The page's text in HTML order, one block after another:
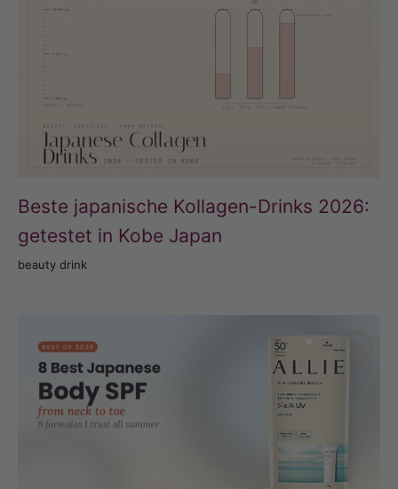
Beste japanische Kollagen-Drinks 2026:
getestet in Kobe Japan
beauty drink